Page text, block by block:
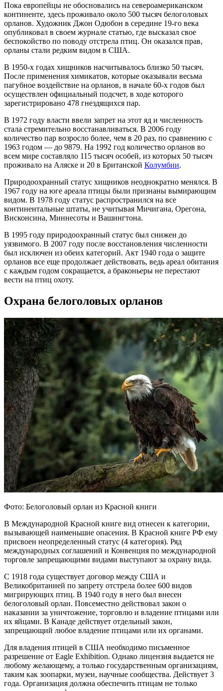
Пока европейцы не обосновались на североамериканском
континенте, здесь проживало около 500 тысяч белоголовых
орланов. Художник Джон Одюбон в середине 19-го века
опубликовал в своем журнале статью, где высказал свое
беспокойство по поводу отстрела птиц. Он оказался прав,
орланы стали редким видом в США.
В 1950-х годах хищников насчитывалось близко 50 тысяч.
После применения химикатов, которые оказывали весьма
пагубное воздействие на орланов, в начале 60-х годов был
осуществлен официальный подсчет, в ходе которого
зарегистрировано 478 гнездящихся пар.
В 1972 году власти ввели запрет на этот яд и численность
стала стремительно восстанавливаться. В 2006 году
количество пар возросло более, чем в 20 раз, по сравнению с
1963 годом — до 9879. На 1992 год количество орланов во
всем мире составляло 115 тысяч особей, из которых 50 тысяч
проживало на Аляске и 20 в Британской Колумбии.
Природоохранный статус хищников неоднократно менялся. В
1967 году на юге ареала птицы были признаны вымирающим
видом. В 1978 году статус распространился на все
континентальные штаты, не учитывая Мичигана, Орегона,
Висконсина, Миннесоты и Вашингтона.
В 1995 году природоохранный статус был снижен до
уязвимого. В 2007 году после восстановления численности
был исключен из обеих категорий. Акт 1940 года о защите
орланов все еще продолжает действовать, ведь ареал обитания
с каждым годом сокращается, а браконьеры не перестают
вести на птиц охоту.
Охрана белоголовых орланов
Фото: Белоголовый орлан из Красной книги
В Международной Красной книге вид отнесен к категории,
вызывающей наименьшие опасения. В Красной книге РФ ему
присвоен неопределенный статус (4 категория). Ряд
международных соглашений и Конвенция по международной
торговле запрещающими видами выступают за охрану вида.
С 1918 года существует договор между США и
Великобританией по запрету отстрела более 600 видов
мигрирующих птиц. В 1940 году в него был внесен
белоголовый орлан. Повсеместно действовал закон о
наказании за уничтожение, торговлю и владение птицами или
их яйцами. В Канаде действует отдельный закон,
запрещающий любое владение птицами или их органами.
Для владения птицей в США необходимо письменное
разрешение от Eagle Exhibition. Однако лицензия выдается не
любому желающему, а только государственным организациям,
таким как зоопарки, музеи, научные сообщества. Действует 3
года. Организация должна обеспечить птицам не только